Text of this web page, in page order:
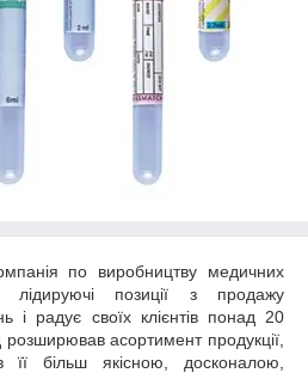
по виробництву медичних
лідируючі позиції з продажу
і радує своїх клієнтів понад 20
асортимент продукції,
більш якісною, досконалою,